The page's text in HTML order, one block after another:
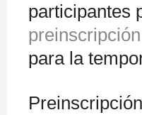
participantes
preinscripción
para la